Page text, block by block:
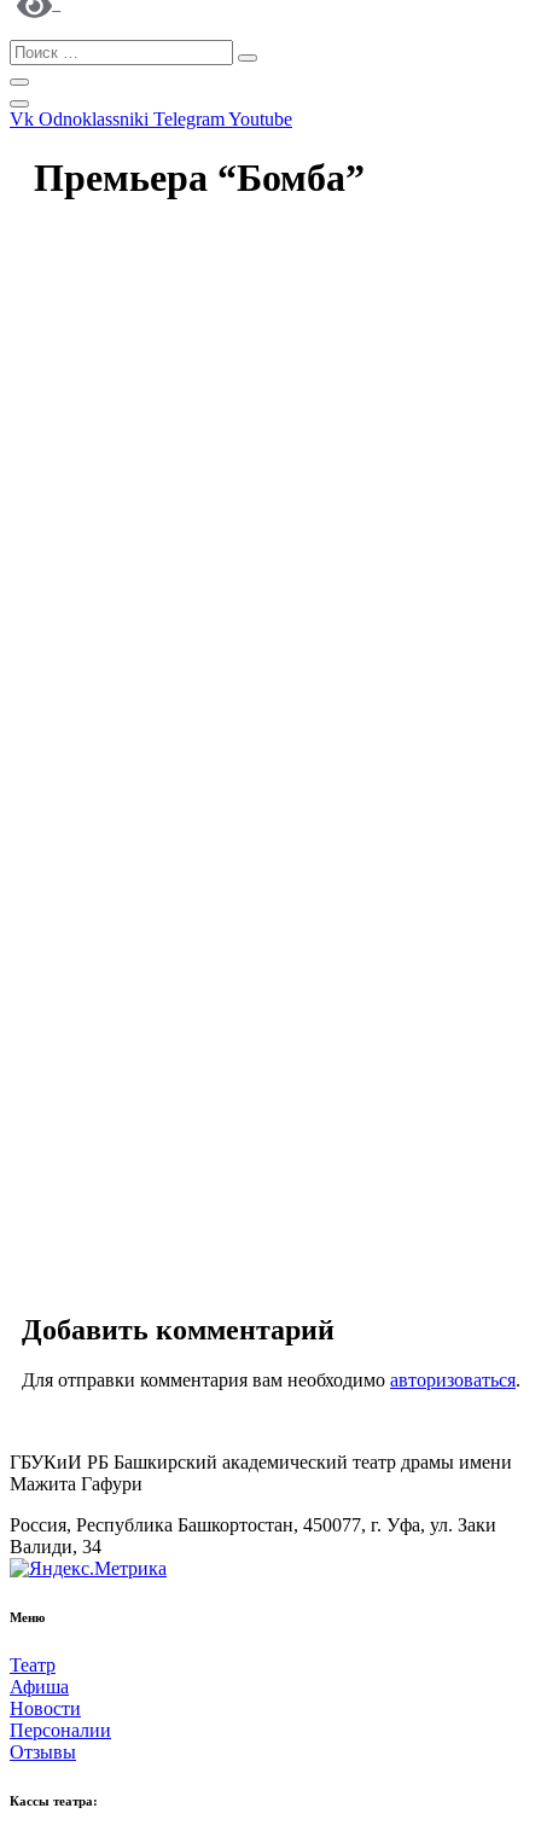
Vk Odnoklassniki TelegramYoutube
Премьера “Бомба”
Добавить комментарий
Для отправки комментария вам необходимо авторизоваться.
ГБУКиИ РБ Башкирский академический театр драмы имени
Мажита Гафури
Россия, Республика Башкортостан, 450077, г. Уфа, ул. Заки
Валиди, 34
Меню
Театр
Афиша
Новости
Персоналии
Отзывы
Кассы театра: